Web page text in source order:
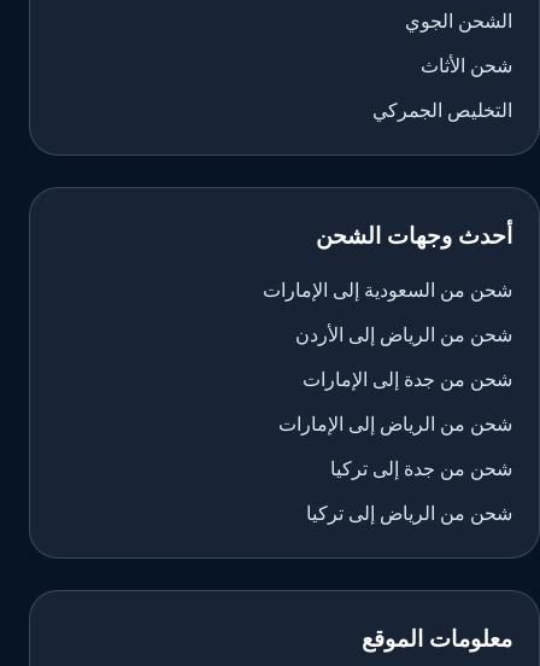
الشحن الجوي
شحن الأثاث
التخليص الجمركي
أحدث وجهات الشحن
شحن من السعودية إلى الإمارات
شحن من الرياض إلى الأردن
شحن من جدة إلى الإمارات
شحن من الرياض إلى الإمارات
شحن من جدة إلى تركيا
شحن من الرياض إلى تركيا
معلومات الموقع